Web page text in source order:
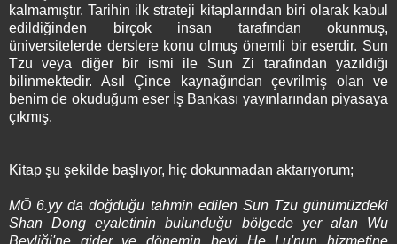
kalmamıştır. Tarihin ilk strateji kitaplarından biri olarak kabul
edildiğinden birçok insan tarafından okunmuş,
üniversitelerde derslere konu olmuş önemli bir eserdir. Sun
Tzu veya diğer bir ismi ile Sun Zi tarafından yazıldığı
bilinmektedir. Asıl Çince kaynağından çevrilmiş olan ve
benim de okuduğum eser İş Bankası yayınlarından piyasaya
çıkmış.
Kitap şu şekilde başlıyor, hiç dokunmadan aktarıyorum;
MÖ 6.yy da doğduğu tahmin edilen Sun Tzu günümüzdeki
Shan Dong eyaletinin bulunduğu bölgede yer alan Wu
Beyliği'ne gider ve dönemin beyi He Lu'nun hizmetine